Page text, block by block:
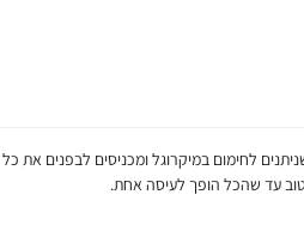
לחימום במיקרוגל ומכניסים לבפנים
עד שהכל הופך לעיסה אחת.